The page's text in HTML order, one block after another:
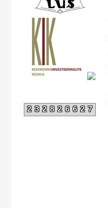
232826627